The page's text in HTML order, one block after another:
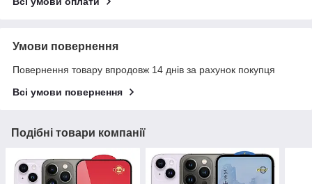
Умови повернення
Повернення товару впродовж 14 днів за рахунок покупця
Всі умови повернення
Подібні товари компанії